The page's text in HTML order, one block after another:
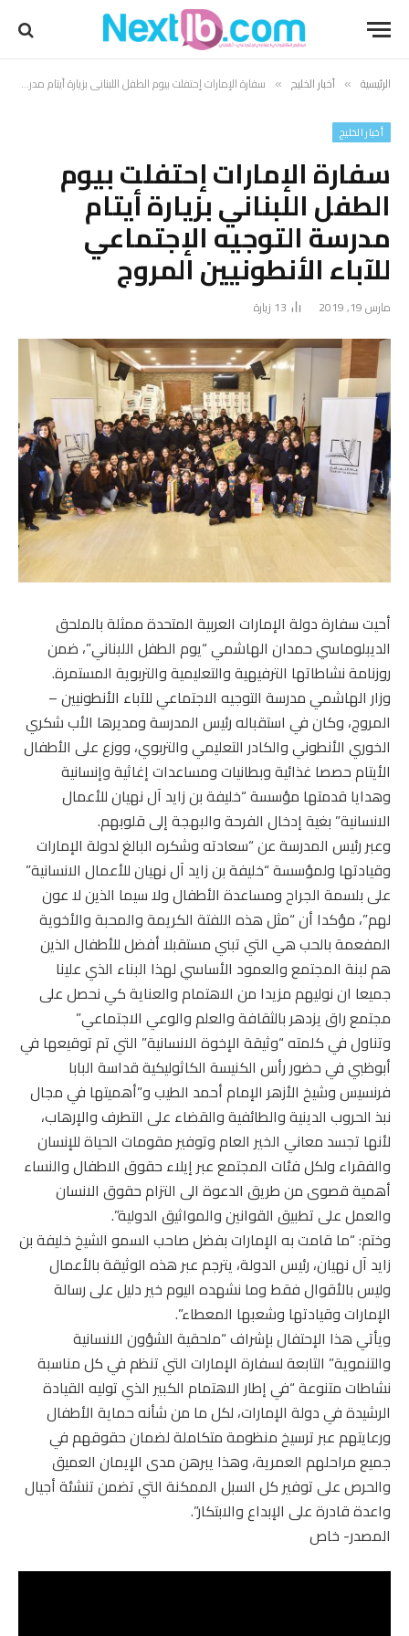
الرئيسية » أخبار الخليج » سفارة الإمارات إحتفلت بيوم الطفل اللبناني بزيارة أيتام مدرسة التوجيه الإجتماعي للآباء الأنطونيين المروج
أخبار الخليج
سفارة الإمارات إحتفلت بيوم
الطفل اللبناني بزيارة أيتام
مدرسة التوجيه الإجتماعي
للآباء الأنطونيين المروج
مارس 19, 2019 13 زيارة
أحيت سفارة دولة الإمارات العربية المتحدة ممثلة بالملحق
الديبلوماسي حمدان الهاشمي “يوم الطفل اللبناني”، ضمن
روزنامة نشاطاتها الترفيهية والتعليمية والتربوية المستمرة.
وزار الهاشمي مدرسة التوجيه الاجتماعي للآباء الأنطونيين –
المروج، وكان في استقباله رئيس المدرسة ومديرها الأب شكري
الخوري الأنطوني والكادر التعليمي والتربوي، ووزع على الأطفال
الأيتام حصصا غذائية وبطانيات ومساعدات إغاثية وإنسانية
وهدايا قدمتها مؤسسة “خليفة بن زايد آل نهيان للأعمال
الانسانية” بغية إدخال الفرحة والبهجة إلى قلوبهم.
وعبر رئيس المدرسة عن “سعادته وشكره البالغ لدولة الإمارات
وقيادتها ولمؤسسة “خليفة بن زايد آل نهيان للأعمال الانسانية”
على بلسمة الجراح ومساعدة الأطفال ولا سيما الذين لا عون
لهم”، مؤكدا أن “مثل هذه اللفتة الكريمة والمحبة والأخوية
المفعمة بالحب هي التي تبني مستقبلا أفضل للأطفال الذين
هم لبنة المجتمع والعمود الأساسي لهذا البناء الذي علينا
جميعا ان نوليهم مزيدا من الاهتمام والعناية كي نحصل على
مجتمع راق يزدهر بالثقافة والعلم والوعي الاجتماعي”
وتناول في كلمته “وثيقة الإخوة الانسانية” التي تم توقيعها في
أبوظبي في حضور رأس الكنيسة الكاثوليكية قداسة البابا
فرنسيس وشيخ الأزهر الإمام أحمد الطيب و”أهميتها في مجال
نبذ الحروب الدينية والطائفية والقضاء على التطرف والإرهاب،
لأنها تجسد معاني الخير العام وتوفير مقومات الحياة للإنسان
والفقراء ولكل فئات المجتمع عبر إيلاء حقوق الاطفال والنساء
أهمية قصوى من طريق الدعوة الى التزام حقوق الانسان
والعمل على تطبيق القوانين والمواثيق الدولية”.
وختم: “ما قامت به الإمارات بفضل صاحب السمو الشيخ خليفة بن
زايد آل نهيان، رئيس الدولة، يترجم عبر هذه الوثيقة بالأعمال
وليس بالأقوال فقط وما نشهده اليوم خير دليل على رسالة
الإمارات وقيادتها وشعبها المعطاء”.
ويأتي هذا الإحتفال بإشراف “ملحقية الشؤون الانسانية
والتنموية” التابعة لسفارة الإمارات التي تنظم في كل مناسبة
نشاطات متنوعة “في إطار الاهتمام الكبير الذي توليه القيادة
الرشيدة في دولة الإمارات، لكل ما من شأنه حماية الأطفال
ورعايتهم عبر ترسيخ منظومة متكاملة لضمان حقوقهم في
جميع مراحلهم العمرية، وهذا يبرهن مدى الإيمان العميق
والحرص على توفير كل السبل الممكنة التي تضمن تنشئة أجيال
واعدة قادرة على الإبداع والابتكار”.
المصدر- خاص